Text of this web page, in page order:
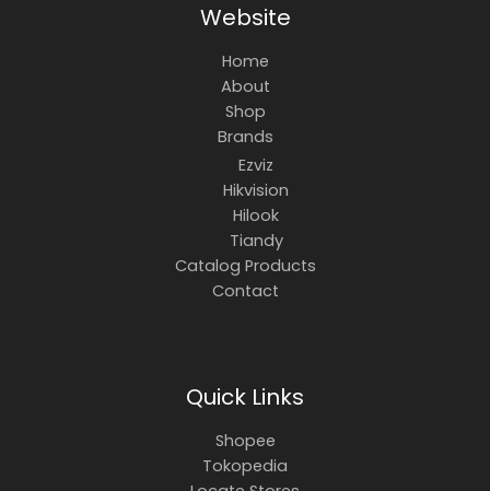
Website
Home
About
Shop
Brands
Ezviz
Hikvision
Hilook
Tiandy
Catalog Products
Contact
Quick Links
Shopee
Tokopedia